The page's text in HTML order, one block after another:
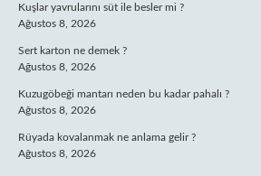
Kuşlar yavrularını süt ile besler mi ?
Ağustos 8, 2026
Sert karton ne demek ?
Ağustos 8, 2026
Kuzugöbeği mantarı neden bu kadar pahalı ?
Ağustos 8, 2026
Rüyada kovalanmak ne anlama gelir ?
Ağustos 8, 2026